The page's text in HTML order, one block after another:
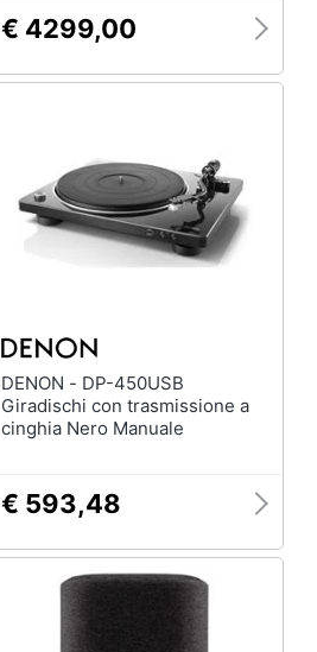
€ 4299,00
DENON - DP-450USB
Giradischi con trasmissione a
cinghia Nero Manuale
€ 593,48